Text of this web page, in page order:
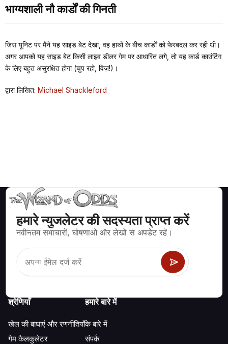
भाग्यशाली नौ कार्डों की गिनती
जिस यूनिट पर मैंने यह साइड बेट देखा, वह हाथों के बीच कार्डों को फेरबदल कर रही थी।
अगर आपको यह साइड बेट किसी लाइव डीलर गेम पर आधारित लगे, तो यह कार्ड काउंटिंग
के लिए बहुत असुरक्षित होगा (चुप रहो, विज़!)।
द्वारा लिखित: Michael Shackleford
हमारे न्युजलेटर की सदस्यता प्राप्त करें
नवीनतम समाचारों, घोषणाओं और लेखों से अपडेट रहें।
ब्लैकजैक, क्रेप्स, रूलेट और अन्य सैकड़ों कैसीनो खेलों के लिए गणितीय रूप से सही
श्रेणियाँ
खेल की बाधाएं और रणनीतियाँ
गेम कैलकुलेटर
हमारे बारे में
के बारे में
संपर्क